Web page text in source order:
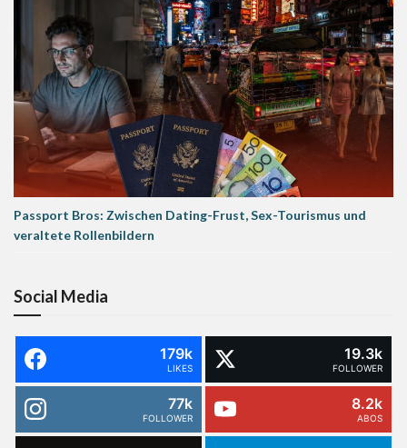
Passport Bros: Zwischen Dating-Frust, Sex-Tourismus und
veraltete Rollenbildern
Social Media
179k
LIKES
19.3k
FOLLOWER
77k
FOLLOWER
8.2k
ABOS